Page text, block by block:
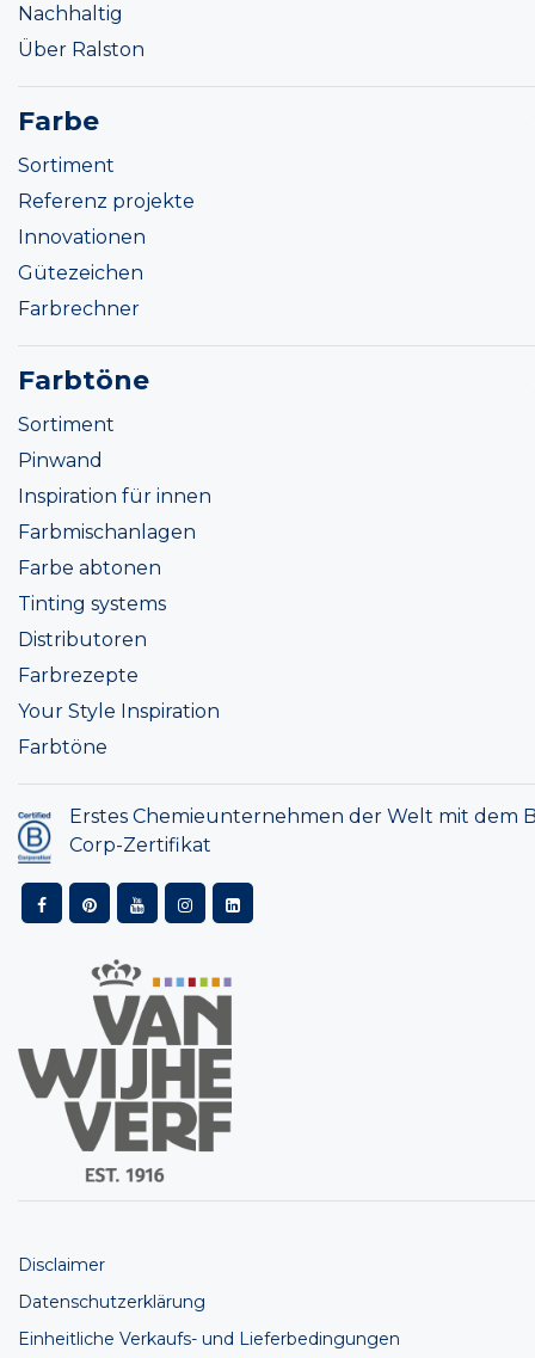
Nachhaltig
Über Ralston
Farbe
Sortiment
Referenz projekte
Innovationen
Gütezeichen
Farbrechner
Farbtöne
Sortiment
Pinwand
Inspiration für innen
Farbmischanlagen
Farbe abtonen
Tinting systems
Distributoren
Farbrezepte
Your Style Inspiration
Farbtöne
Erstes Chemieunternehmen der Welt mit dem
Corp-Zertifikat
Disclaimer
Datenschutzerklärung
Einheitliche Verkaufs- und Lieferbedingungen